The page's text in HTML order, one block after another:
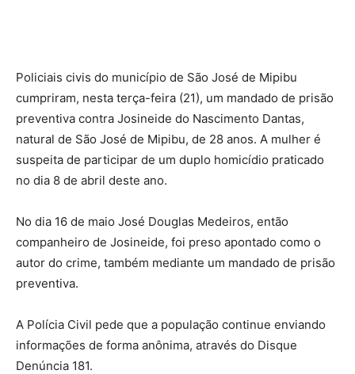
Policiais civis do município de São José de Mipibu
cumpriram, nesta terça-feira (21), um mandado de prisão
preventiva contra Josineide do Nascimento Dantas,
natural de São José de Mipibu, de 28 anos. A mulher é
suspeita de participar de um duplo homicídio praticado
no dia 8 de abril deste ano.
No dia 16 de maio José Douglas Medeiros, então
companheiro de Josineide, foi preso apontado como o
autor do crime, também mediante um mandado de prisão
preventiva.
A Polícia Civil pede que a população continue enviando
informações de forma anônima, através do Disque
Denúncia 181.